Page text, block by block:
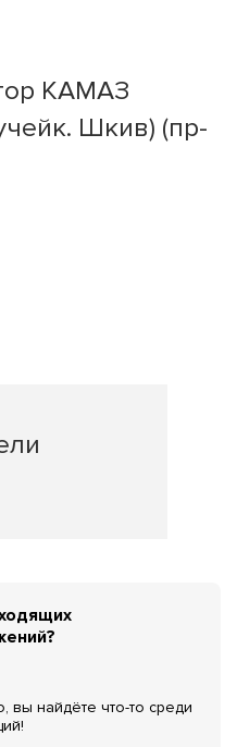
КАМАЗ
Шкив) (пр-
вы найдёте что-то среди